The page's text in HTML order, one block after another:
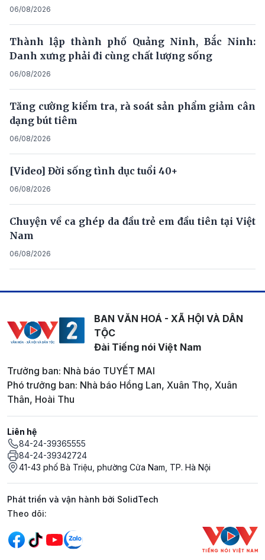
06/08/2026
Thành lập thành phố Quảng Ninh, Bắc Ninh:
Danh xưng phải đi cùng chất lượng sống
06/08/2026
Tăng cường kiểm tra, rà soát sản phẩm giảm cân
dạng bút tiêm
06/08/2026
[Video] Đời sống tình dục tuổi 40+
06/08/2026
Chuyện về ca ghép da đầu trẻ em đầu tiên tại Việt
Nam
06/08/2026
BAN VĂN HOÁ - XÃ HỘI VÀ DÂN
TỘC
Đài Tiếng nói Việt Nam
Trưởng ban: Nhà báo TUYẾT MAI
Phó trưởng ban: Nhà báo Hồng Lan, Xuân Thọ, Xuân
Thân, Hoài Thu
Liên hệ
84-24-39365555
84-24-39342724
41-43 phố Bà Triệu, phường Cửa Nam, TP. Hà Nội
Phát triển và vận hành bởi SolidTech
Mạng xã hội
Theo dõi: